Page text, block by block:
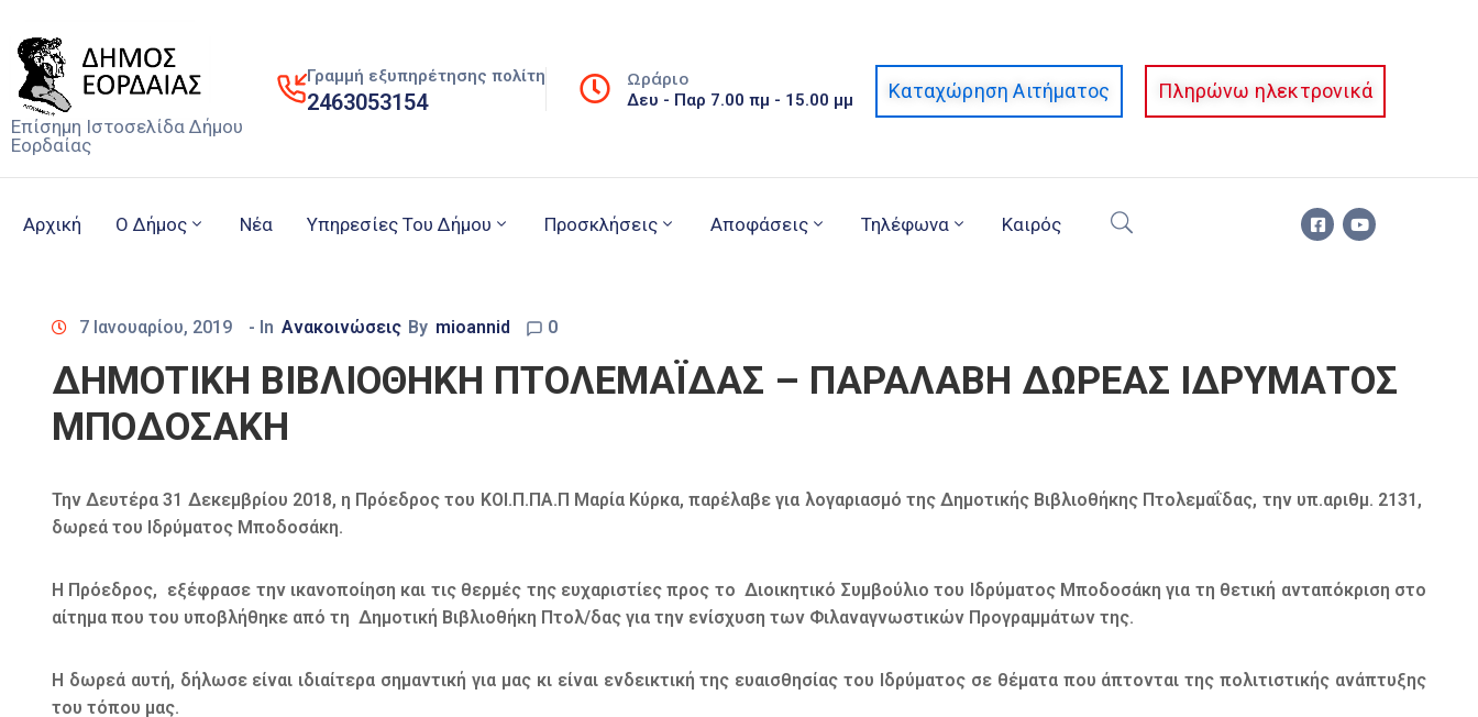
Επίσημη Ιστοσελίδα Δήμου
Εορδαίας
Γραμμή εξυπηρέτησης πολίτη
2463053154
Ωράριο
Δευ - Παρ 7.00 πμ - 15.00 μμ Καταχώρηση Αιτήματος Πληρώνω ηλεκτρονικά
Αρχική Ο Δήμος Νέα Υπηρεσίες Του Δήμου Προσκλήσεις Αποφάσεις Τηλέφωνα Καιρός
7 Ιανουαρίου, 2019 - In Ανακοινώσεις By mioannid 0
ΔΗΜΟΤΙΚΗ ΒΙΒΛΙΟΘΗΚΗ ΠΤΟΛΕΜΑΪΔΑΣ – ΠΑΡΑΛΑΒΗ ΔΩΡΕΑΣ ΙΔΡΥΜΑΤΟΣ
ΜΠΟΔΟΣΑΚΗ
Την Δευτέρα 31 Δεκεμβρίου 2018, η Πρόεδρος του ΚΟΙ.Π.ΠΑ.Π Μαρία Κύρκα, παρέλαβε για λογαριασμό της Δημοτικής Βιβλιοθήκης Πτολεμαΐδας, την υπ.αριθμ. 2131,
δωρεά του Ιδρύματος Μποδοσάκη.
Η Πρόεδρος, εξέφρασε την ικανοποίηση και τις θερμές της ευχαριστίες προς το Διοικητικό Συμβούλιο του Ιδρύματος Μποδοσάκη για τη θετική ανταπόκριση στο
αίτημα που του υποβλήθηκε από τη Δημοτική Βιβλιοθήκη Πτολ/δας για την ενίσχυση των Φιλαναγνωστικών Προγραμμάτων της.
Η δωρεά αυτή, δήλωσε είναι ιδιαίτερα σημαντική για μας κι είναι ενδεικτική της ευαισθησίας του Ιδρύματος σε θέματα που άπτονται της πολιτιστικής ανάπτυξης
του τόπου μας.